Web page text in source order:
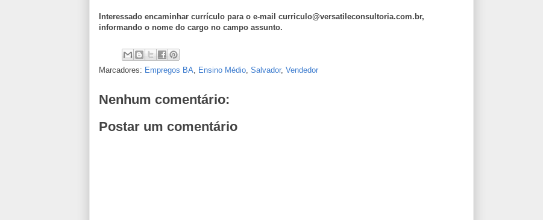
Interessado encaminhar currículo para o e-mail curriculo@versatileconsultoria.com.br,
informando o nome do cargo no campo assunto.
Marcadores: Empregos BA Ensino Médio Salvador, Vendedor
Nenhum comentário:
Postar um comentário